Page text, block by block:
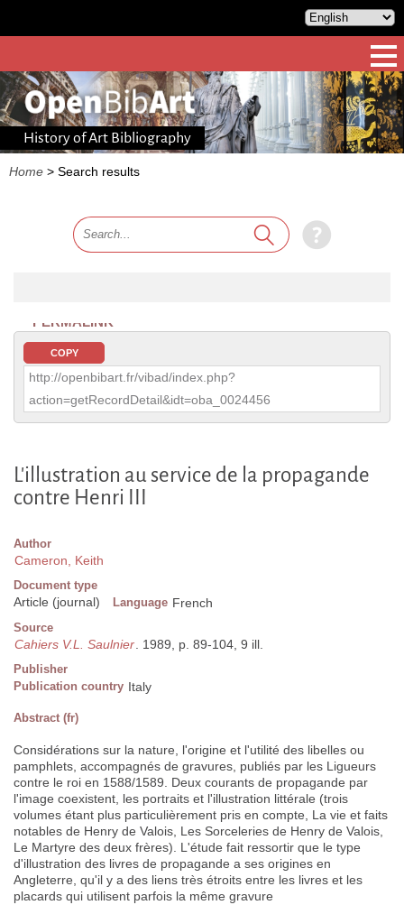
History of Art Bibliography
Home > Search results
PERMALINK
COPY
http://openbibart.fr/vibad/index.php?
action=getRecordDetail&idt=oba_0024456
L'illustration au service de la propagande
contre Henri III
Author
Cameron, Keith
Document type
Article (journal) Language French
Source
Cahiers V.L. Saulnier. 1989, p. 89-104, 9 ill.
Publisher
Publication country Italy
Abstract (fr)
Considérations sur la nature, l'origine et l'utilité des libelles ou
pamphlets, accompagnés de gravures, publiés par les Ligueurs
contre le roi en 1588/1589. Deux courants de propagande par
l'image coexistent, les portraits et l'illustration littérale (trois
volumes étant plus particulièrement pris en compte, La vie et faits
notables de Henry de Valois, Les Sorceleries de Henry de Valois,
Le Martyre des deux frères). L'étude fait ressortir que le type
d'illustration des livres de propagande a ses origines en
Angleterre, qu'il y a des liens très étroits entre les livres et les
placards qui utilisent parfois la même gravure